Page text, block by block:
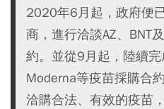
2020年6月起，政府便
商，進行洽談AZ、BNT
約。並從9月起，陸續完
Moderna等疫苗採購合
洽購合法、有效的疫苗